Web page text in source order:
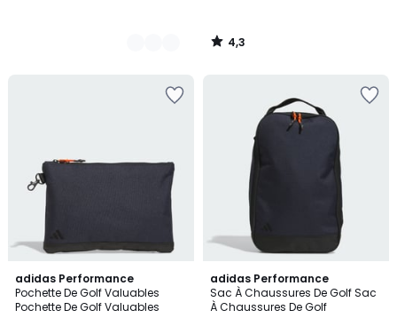
4,3
/
adidas Performance
Pochette De Golf Valuables
Pochette De Golf Valuables
5
/
5
adidas Performance
Sac À Chaussures De Golf Sac
À Chaussures De Golf
5
/
5